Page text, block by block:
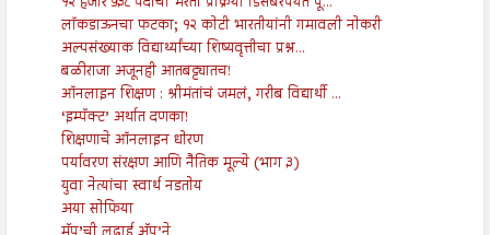
लॉकडाऊनचा फटका; १२ कोटी भारतीयांनी गमावली नोकरी
अल्पसंख्याक विद्यार्थ्यांच्या शिष्यवृत्तीचा प्रश्न...
बळीराजा अजूनही आतबट्ट्यातच!
ऑनलाइन शिक्षण : श्रीमंतांचं जमलं, गरीब विद्यार्थी ...
‘इम्पॅक्ट’ अर्थात दणका!
शिक्षणाचे ऑनलाइन धोरण
पर्यावरण संरक्षण आणि नैतिक मूल्ये (भाग ३)
युवा नेत्यांचा स्वार्थ नडतोय
अया सोफिया